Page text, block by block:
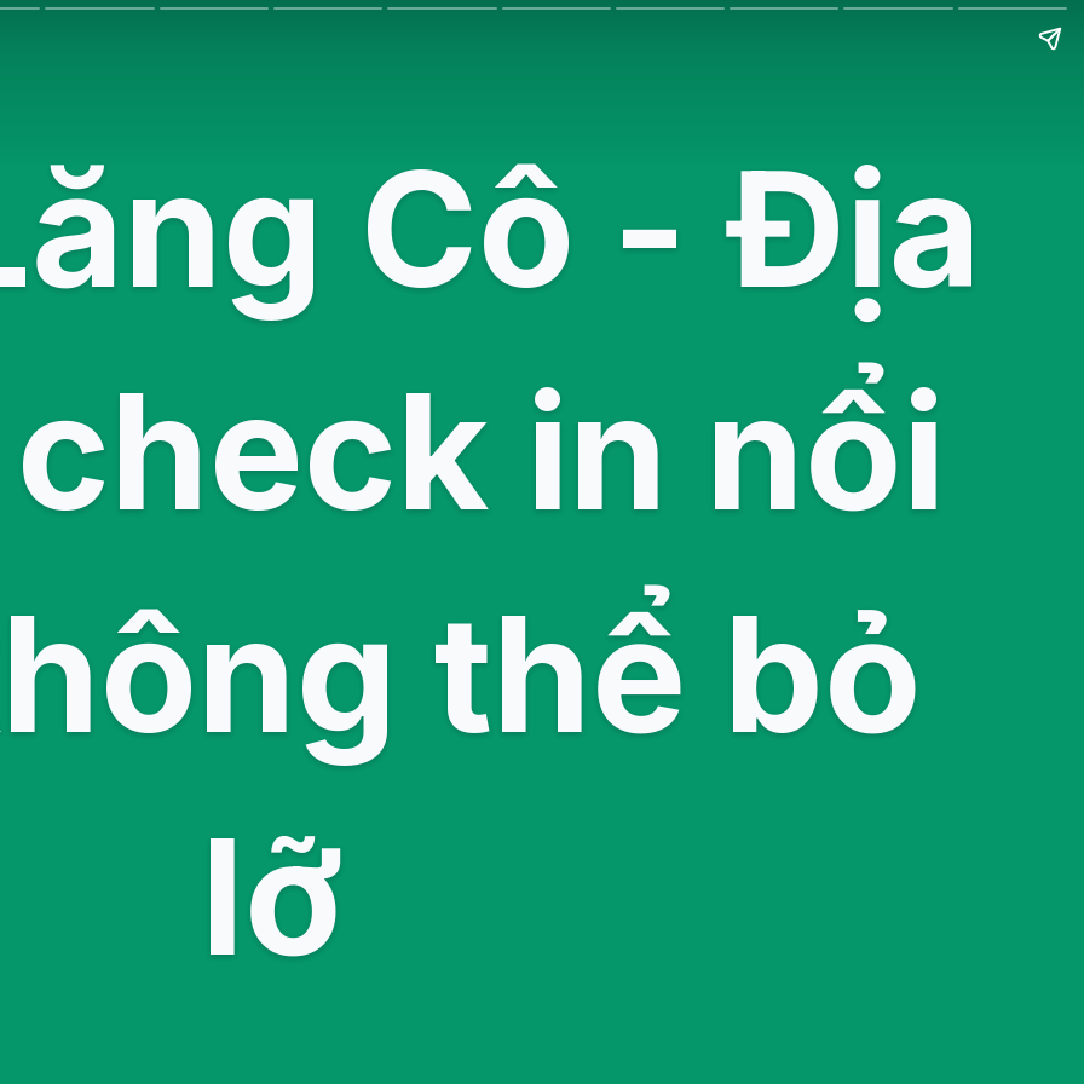
Cô - Địa
in nổi
thể bỏ
lỡ